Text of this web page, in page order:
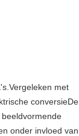
met
conversieDe
onder invloed van